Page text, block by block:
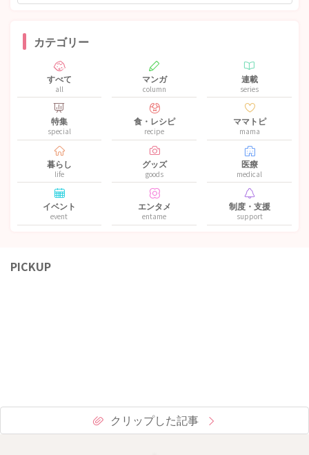
カテゴリー
すべて
all
マンガ
column
連載
series
特集
special
食・レシピ
recipe
ママトピ
mama
暮らし
life
グッズ
goods
医療
medical
イベント
event
エンタメ
entame
制度・支援
support
PICKUP
クリップした記事